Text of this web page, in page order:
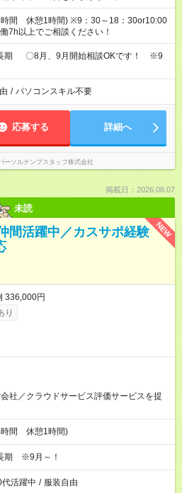
間 休憩1時間) ※9：30～18：30or10:00
7h以上でご相談ください！
期 〇8月、9月開始相談OKです！ ※9
/ パソコンスキル不要
応募する 詳細へ
ーソルテンプスタッフ株式会社
掲載日：2026.08.07
未読
NEW
間活躍中／カスサポ経験
336,000円
り
社／クラウドサービス評価サービスを提
時間 休憩1時間)
期 ※9月～！
活躍中 / 服装自由